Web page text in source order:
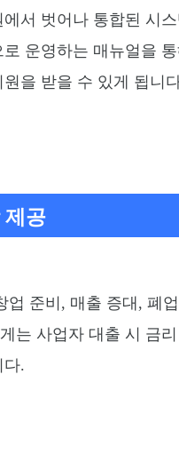
서 벗어나 통합된 시
운영하는 매뉴얼을
을 받을 수 있게 됩니
제공
준비, 매출 증대, 폐
는 사업자 대출 시 금
다.